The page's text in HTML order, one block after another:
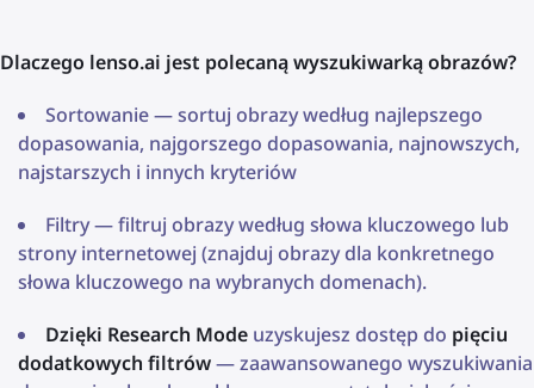
Dlaczego lenso.ai jest polecaną wyszukiwarką obrazów?
Sortowanie — sortuj obrazy według najlepszego
dopasowania, najgorszego dopasowania, najnowszych,
najstarszych i innych kryteriów
Filtry — filtruj obrazy według słowa kluczowego lub
strony internetowej (znajduj obrazy dla konkretnego
słowa kluczowego na wybranych domenach).
Dzięki Research Mode uzyskujesz dostęp do pięciu
dodatkowych filtrów— zaawansowanego wyszukiwania